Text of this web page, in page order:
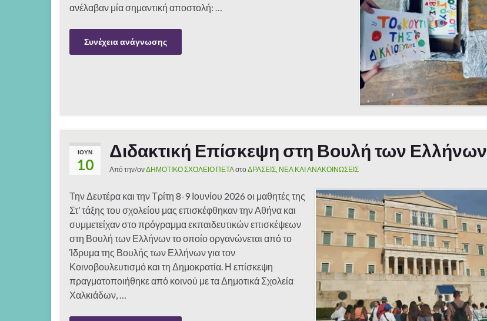
ανέλαβαν μία σημαντική αποστολή: …
Συνέχεια ανάγνωσης
ΙΟΎΝ
10
Διδακτική Επίσκεψη στη Βουλή των Ελλήνων
Από την/ονΔΗΜΟΤΙΚΟ ΣΧΟΛΕΙΟ ΠΕΤΑστο ΔΡΑΣΕΙΣ, ΝΕΑ ΚΑΙ ΑΝΑΚΟΙΝΩΣΕΙΣ
Την Δευτέρα και την Τρίτη 8-9 Ιουνίου 2026 οι μαθητές της
Στ’ τάξης του σχολείου μας επισκέφθηκαν την Αθήνα και
συμμετείχαν στο πρόγραμμα εκπαιδευτικών επισκέψεων
στη Βουλή των Ελλήνων το οποίο οργανώνεται από το
Ίδρυμα της Βουλής των Ελλήνων για τον
Κοινοβουλευτισμό και τη Δημοκρατία. Η επίσκεψη
πραγματοποιήθηκε από κοινού με τα Δημοτικά Σχολεία
Χαλκιάδων, …